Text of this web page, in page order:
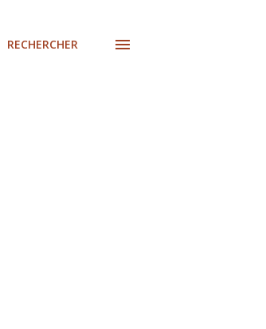
RECHERCHER